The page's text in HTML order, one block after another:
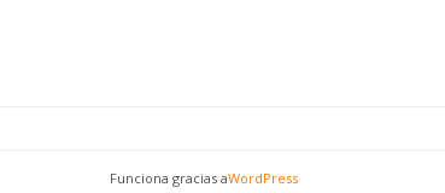
Funciona gracias aWordPress